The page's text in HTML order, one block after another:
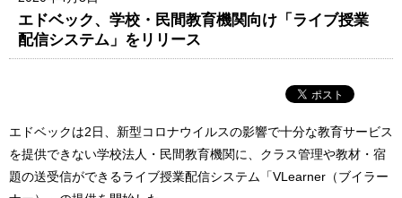
エドベック、学校・民間教育機関向け「ライブ授業
配信システム」をリリース
エドベックは2日、新型コロナウイルスの影響で十分な教育サービス
を提供できない学校法人・民間教育機関に、クラス管理や教材・宿
題の送受信ができるライブ授業配信システム「VLearner（ブイラー